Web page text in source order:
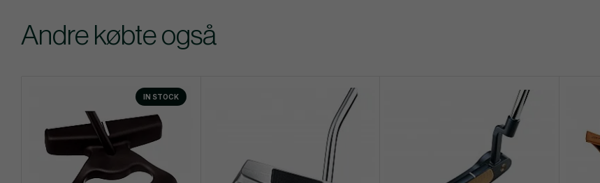
Andre købte også
IN STOCK